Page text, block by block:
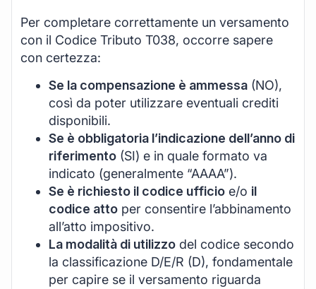
Per completare correttamente un versamento
con il Codice Tributo T038, occorre sapere
con certezza:
Se la compensazione è ammessa (NO),
così da poter utilizzare eventuali crediti
disponibili.
Se è obbligatoria l’indicazione dell’anno di
riferimento (SI) e in quale formato va
indicato (generalmente “AAAA”).
Se è richiesto il codice ufficio e/o il
codice atto per consentire l’abbinamento
all’atto impositivo.
La modalità di utilizzo del codice secondo
la classificazione D/E/R (D), fondamentale
per capire se il versamento riguarda